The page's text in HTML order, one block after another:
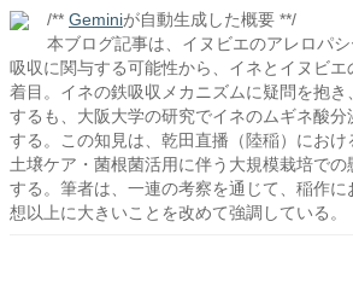
/** Geminiが自動生成した概要 **/
本ブログ記事は、イヌビエのアレロパ
吸収に関与する可能性から、イネとイヌビエ
着目。イネの鉄吸収メカニズムに疑問を抱き
するも、大阪大学の研究でイネのムギネ酸分
する。この知見は、乾田直播（陸稲）におけ
土壌ケア・菌根菌活用に伴う大規模栽培での
する。筆者は、一連の考察を通じて、稲作
想以上に大きいことを改めて強調している。